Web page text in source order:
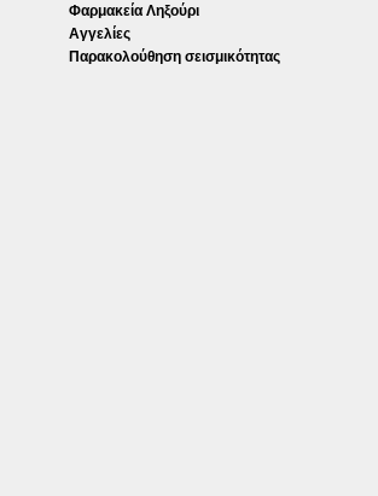
Φαρμακεία Ληξούρι
Αγγελίες
Παρακολούθηση σεισμικότητας